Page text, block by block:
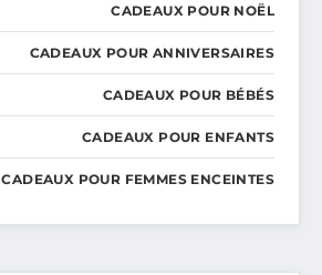
CADEAUX POUR NOËL
CADEAUX POUR ANNIVERSAIRES
CADEAUX POUR BÉBÉS
CADEAUX POUR ENFANTS
CADEAUX POUR FEMMES ENCEINTES